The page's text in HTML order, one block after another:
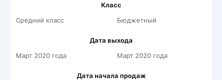
Класс
Средний класс
Бюджетный
Дата выхода
Март 2020 года
Март 2020 года
Дата начала продаж